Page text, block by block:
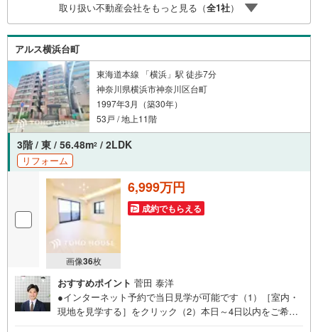
となります。金利情勢により表記の返済額と異なる場合が
あります。ーーーーーーーーーーーーーーーーーーーーー
ーーーー
取り扱い不動産会社をもっと見る（全1社）
アルス横浜台町
東海道本線 「横浜」駅 徒歩7分
神奈川県横浜市神奈川区台町
1997年3月（築30年）
53戸 / 地上11階
3階 / 東 / 56.48m2 / 2LDK
リフォーム
画像36枚
6,999万円
成約でもらえる
おすすめポイント 菅田 泰洋
●インターネット予約で当日見学が可能です（1）［室内・
現地を見学する］をクリック（2）本日～4日以内をご希望